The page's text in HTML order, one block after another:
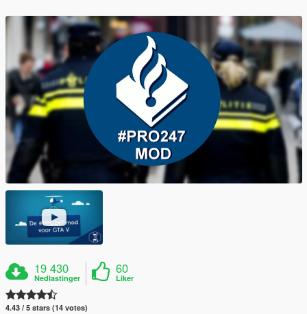
19 430
Nedlastinger
60
Liker
4.43 / 5 stars (14 votes)